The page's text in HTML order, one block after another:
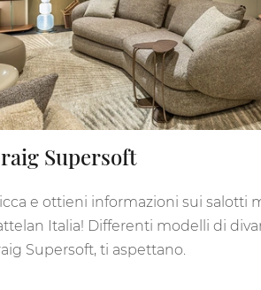
Supersoft
e ottieni informazioni sui salotti
Italia! Differenti modelli di
Supersoft, ti aspettano.